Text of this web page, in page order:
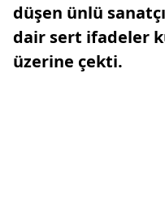
düşen ünlü
dair sert ifadeler
üzerine çekti.